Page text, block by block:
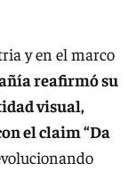
y en el marco
reafirmó su
visual,
el claim “Da